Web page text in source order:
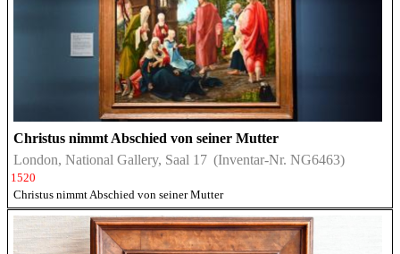
Christus nimmt Abschied von seiner Mutter
London, National Gallery, Saal 17 (Inventar-Nr. NG6463)
1520
Christus nimmt Abschied von seiner Mutter